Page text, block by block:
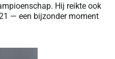
Hij reikte ook
— een bijzonder moment